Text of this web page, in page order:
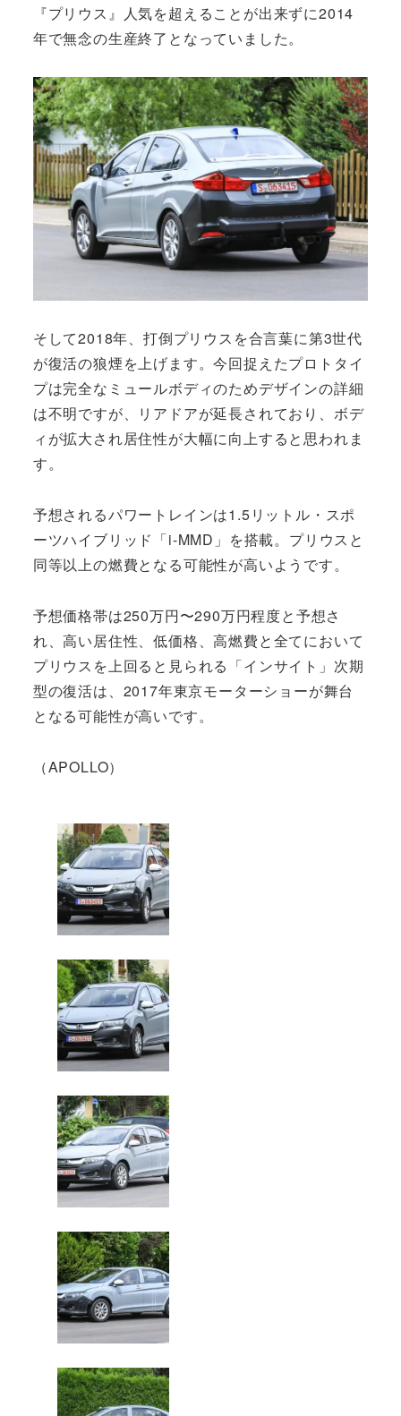
『プリウス』人気を超えることが出来ずに2014
年で無念の生産終了となっていました。
そして2018年、打倒プリウスを合言葉に第3世代
が復活の狼煙を上げます。今回捉えたプロトタイ
プは完全なミュールボディのためデザインの詳細
は不明ですが、リアドアが延長されており、ボデ
ィが拡大され居住性が大幅に向上すると思われま
す。
予想されるパワートレインは1.5リットル・スポ
ーツハイブリッド「i-MMD」を搭載。プリウスと
同等以上の燃費となる可能性が高いようです。
予想価格帯は250万円〜290万円程度と予想さ
れ、高い居住性、低価格、高燃費と全てにおいて
プリウスを上回ると見られる「インサイト」次期
型の復活は、2017年東京モーターショーが舞台
となる可能性が高いです。
（APOLLO）